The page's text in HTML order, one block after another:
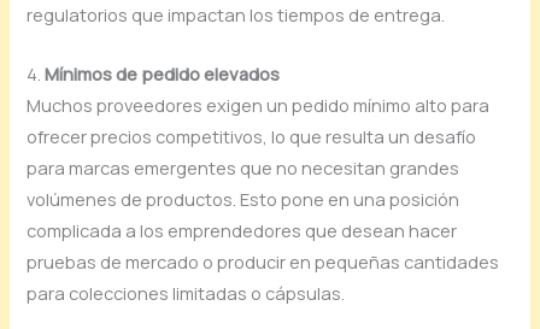
regulatorios que impactan los tiempos de entrega.
4.Mínimos de pedido elevados
Muchos proveedores exigen un pedido mínimo alto para
ofrecer precios competitivos, lo que resulta un desafío
para marcas emergentes que no necesitan grandes
volúmenes de productos. Esto pone en una posición
complicada a los emprendedores que desean hacer
pruebas de mercado o producir en pequeñas cantidades
para colecciones limitadas o cápsulas.